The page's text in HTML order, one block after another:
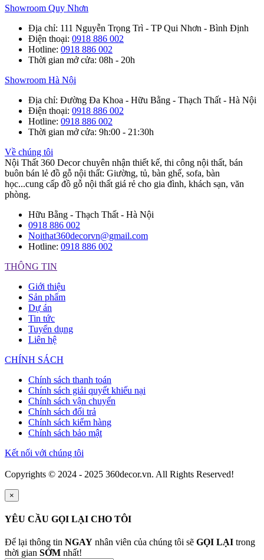
Showroom Quy Nhơn
Địa chỉ: 111 Nguyễn Trọng Trì - TP Qui Nhơn - Bình Định
Điện thoại: 0918 886 002
Hotline: 0918 886 002
Thời gian mở cửa: 08h - 20h
Showroom Hà Nội
Địa chỉ: Đường Đa Khoa - Hữu Bằng - Thạch Thất - Hà Nội
Điện thoại: 0918 886 002
Hotline: 0918 886 002
Thời gian mở cửa: 9h:00 - 21:30h
Về chúng tôi
Nội Thất 360 Decor chuyên nhận thiết kế, thi công nội thất, bán
buôn bán lẻ đồ gỗ nội thất: Giường, tủ, bàn ghế, sofa, bàn
học...cung cấp đồ gỗ nội thất giá rẻ cho gia đình, khách sạn, văn
phòng.
Hữu Bằng - Thạch Thất - Hà Nội
0918 886 002
Noithat360decorvn@gmail.com
Hotline: 0918 886 002
THÔNG TIN
Giới thiệu
Sản phẩm
Dự án
Tin tức
Tuyển dụng
Liên hệ
CHÍNH SÁCH
Chính sách thanh toán
Chính sách giải quyết khiếu nại
Chính sách vận chuyển
Chính sách đổi trả
Chính sách kiểm hàng
Chính sách bảo mật
Kết nối với chúng tôi
Copyrights © 2024 - 2025 360decor.vn. All Rights Reserved!
×
YÊU CẦU GỌI LẠI CHO TÔI
Để lại thông tin NGAY nhân viên của chúng tôi sẽ GỌI LẠI trong
thời gian SỚM nhất!